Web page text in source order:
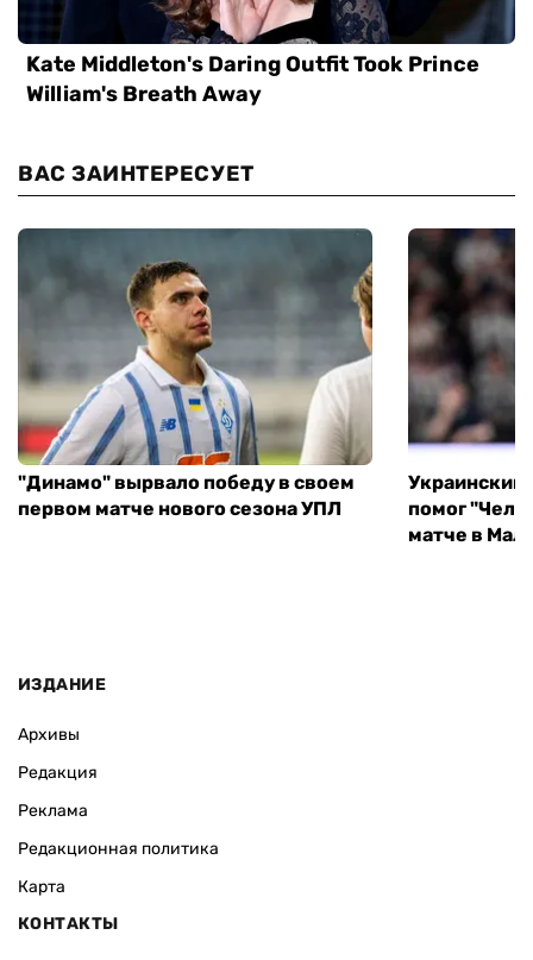
ВАС ЗАИНТЕРЕСУЕТ
"Динамо" вырвало победу в своем
первом матче нового сезона УПЛ
Украинский
помог
матче в
ИЗДАНИЕ
Архивы
Редакция
Реклама
Редакционная политика
Карта
КОНТАКТЫ